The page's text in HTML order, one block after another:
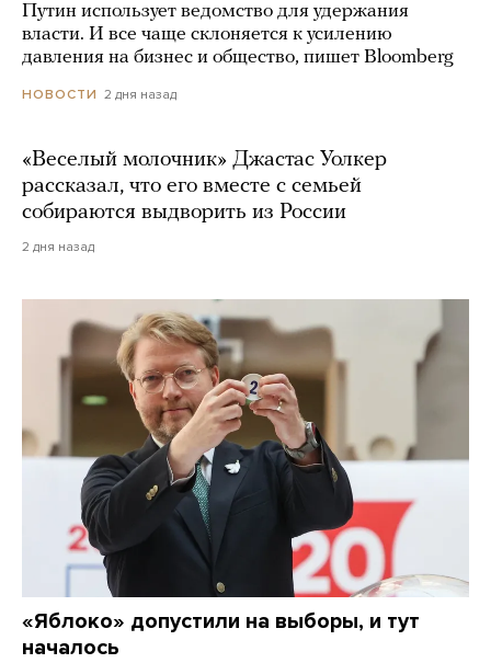
Путин использует ведомство для удержания
власти. И все чаще склоняется к усилению
давления на бизнес и общество, пишет Bloomberg
НОВОСТИ 2 дня назад
«Веселый молочник» Джастас Уолкер
рассказал, что его вместе с семьей
собираются выдворить из России
2 дня назад
«Яблоко» допустили на выборы, и тут
началось